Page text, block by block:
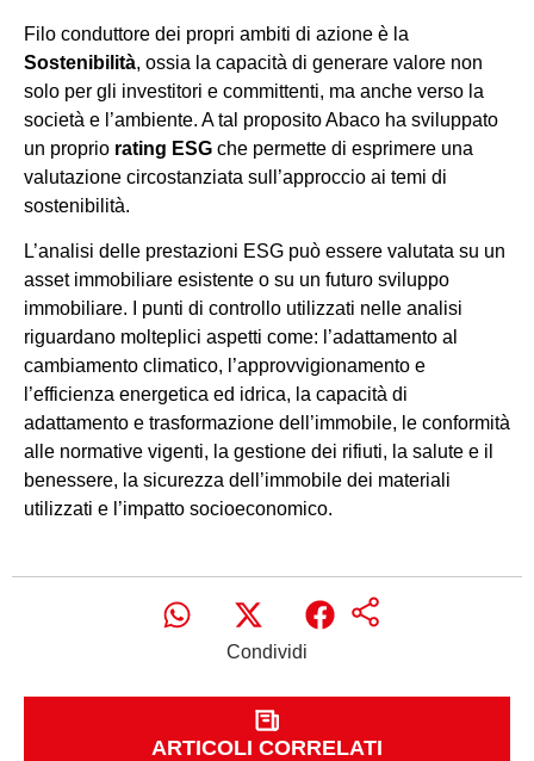
Filo conduttore dei propri ambiti di azione è la
Sostenibilità, ossia la capacità di generare valore non
solo per gli investitori e committenti, ma anche verso la
società e l’ambiente. A tal proposito Abaco ha sviluppato
un proprio rating ESG che permette di esprimere una
valutazione circostanziata sull’approccio ai temi di
sostenibilità.
L’analisi delle prestazioni ESG può essere valutata su un
asset immobiliare esistente o su un futuro sviluppo
immobiliare. I punti di controllo utilizzati nelle analisi
riguardano molteplici aspetti come: l’adattamento al
cambiamento climatico, l’approvvigionamento e
l’efficienza energetica ed idrica, la capacità di
adattamento e trasformazione dell’immobile, le conformità
alle normative vigenti, la gestione dei rifiuti, la salute e il
benessere, la sicurezza dell’immobile dei materiali
utilizzati e l’impatto socioeconomico.
Condividi
ARTICOLI CORRELATI